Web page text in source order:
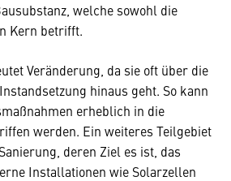
welche sowohl die
Kern betrifft.
Veränderung, da sie oft über die
hinaus geht. So kann
erheblich in die
werden. Ein weiteres Teilgebiet
deren Ziel es ist, das
Installationen wie Solarzellen